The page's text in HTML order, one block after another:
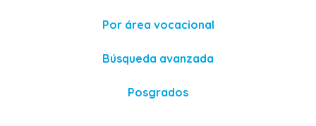
Por área vocacional
Búsqueda avanzada
Posgrados